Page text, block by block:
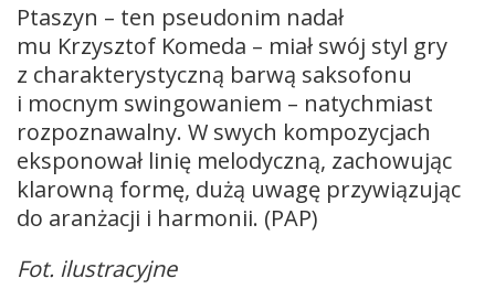
Ptaszyn – ten pseudonim nadał
mu Krzysztof Komeda – miał swój styl gry
z charakterystyczną barwą saksofonu
i mocnym swingowaniem – natychmiast
rozpoznawalny. W swych kompozycjach
eksponował linię melodyczną, zachowując
klarowną formę, dużą uwagę przywiązując
do aranżacji i harmonii. (PAP)
Fot. ilustracyjne